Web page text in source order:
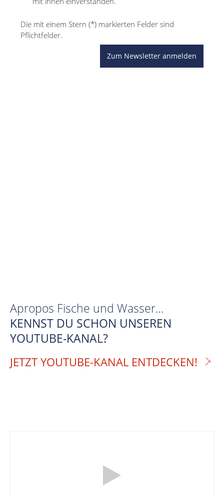
Die mit einem Stern (*) markierten Felder sind
Pflichtfelder.
Zum Newsletter anmelden
Apropos Fische und Wasser…
KENNST DU SCHON UNSEREN
YOUTUBE-KANAL?
JETZT YOUTUBE-KANAL ENTDECKEN!